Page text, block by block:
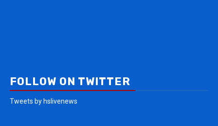
FOLLOW ON TWITTER
Tweets by hslivenews